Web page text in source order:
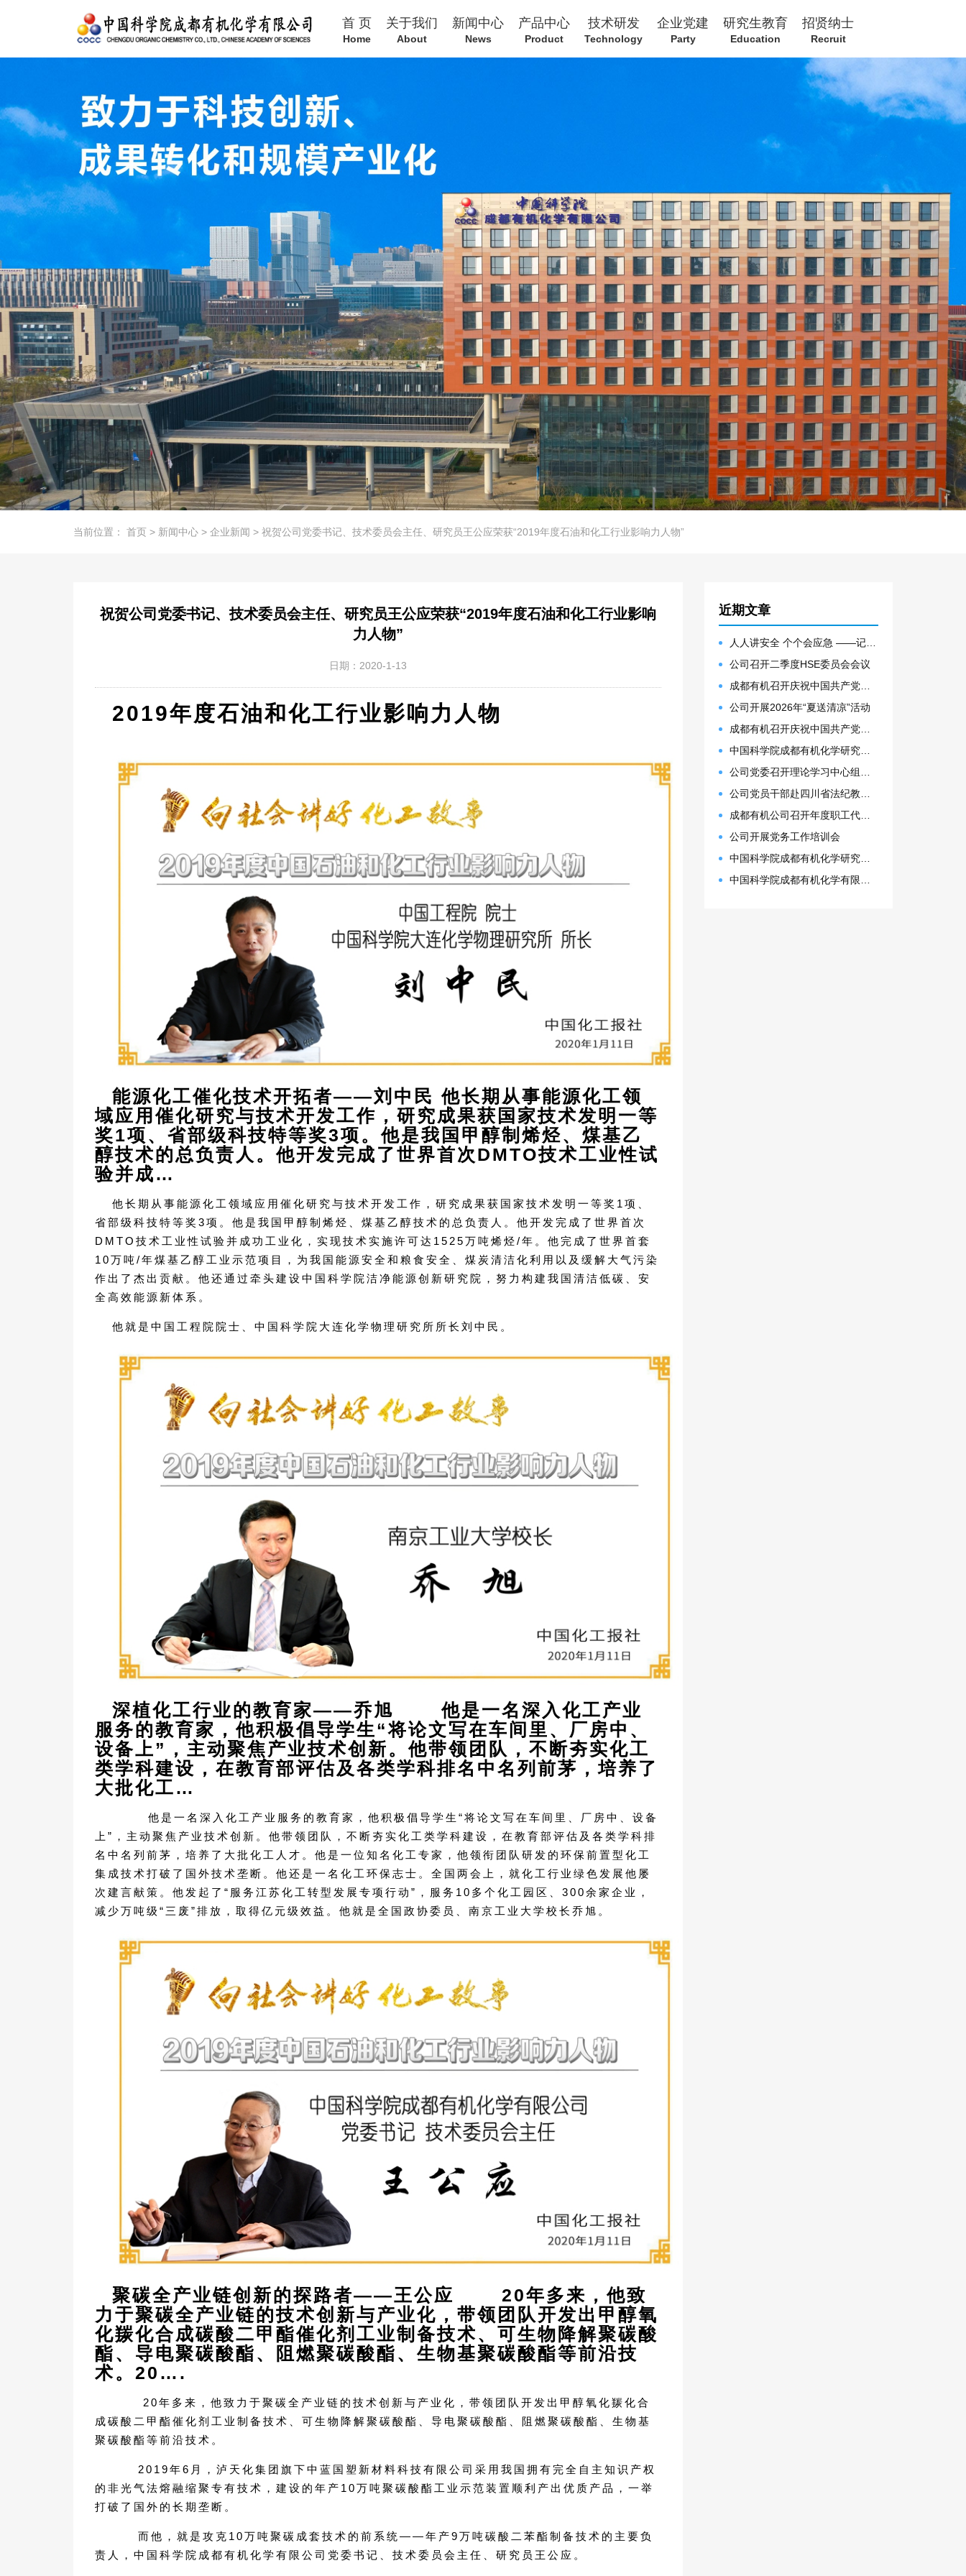
首 页
Home
关于我们
About
新闻中心
News
产品中心
Product
技术研发
Technology
企业党建
Party
研究生教育
Education
招贤纳士
Recruit
当前位置： 首页 > 新闻中心 > 企业新闻 > 祝贺公司党委书记、技术委员会主任、研究员王公应荣获“2019年度石油和化工行业影响力人物”
祝贺公司党委书记、技术委员会主任、研究员王公应荣获“2019年度石油和化工行业影响
力人物”
日期：2020-1-13
2019年度石油和化工行业影响力人物
能源化工催化技术开拓者——刘中民 他长期从事能源化工领
域应用催化研究与技术开发工作，研究成果获国家技术发明一等
奖1项、省部级科技特等奖3项。他是我国甲醇制烯烃、煤基乙
醇技术的总负责人。他开发完成了世界首次DMTO技术工业性试
验并成…
他长期从事能源化工领域应用催化研究与技术开发工作，研究成果获国家技术发明一等奖1项、
省部级科技特等奖3项。他是我国甲醇制烯烃、煤基乙醇技术的总负责人。他开发完成了世界首次
DMTO技术工业性试验并成功工业化，实现技术实施许可达1525万吨烯烃/年。他完成了世界首套
10万吨/年煤基乙醇工业示范项目，为我国能源安全和粮食安全、煤炭清洁化利用以及缓解大气污染
作出了杰出贡献。他还通过牵头建设中国科学院洁净能源创新研究院，努力构建我国清洁低碳、安
全高效能源新体系。
他就是中国工程院院士、中国科学院大连化学物理研究所所长刘中民。
深植化工行业的教育家——乔旭 他是一名深入化工产业
服务的教育家，他积极倡导学生“将论文写在车间里、厂房中、
设备上”，主动聚焦产业技术创新。他带领团队，不断夯实化工
类学科建设，在教育部评估及各类学科排名中名列前茅，培养了
大批化工…
他是一名深入化工产业服务的教育家，他积极倡导学生“将论文写在车间里、厂房中、设备
上”，主动聚焦产业技术创新。他带领团队，不断夯实化工类学科建设，在教育部评估及各类学科排
名中名列前茅，培养了大批化工人才。他是一位知名化工专家，他领衔团队研发的环保前置型化工
集成技术打破了国外技术垄断。他还是一名化工环保志士。全国两会上，就化工行业绿色发展他屡
次建言献策。他发起了“服务江苏化工转型发展专项行动”，服务10多个化工园区、300余家企业，
减少万吨级“三废”排放，取得亿元级效益。他就是全国政协委员、南京工业大学校长乔旭。
聚碳全产业链创新的探路者——王公应 20年多来，他致
力于聚碳全产业链的技术创新与产业化，带领团队开发出甲醇氧
化羰化合成碳酸二甲酯催化剂工业制备技术、可生物降解聚碳酸
酯、导电聚碳酸酯、阻燃聚碳酸酯、生物基聚碳酸酯等前沿技
术。20….
20年多来，他致力于聚碳全产业链的技术创新与产业化，带领团队开发出甲醇氧化羰化合
成碳酸二甲酯催化剂工业制备技术、可生物降解聚碳酸酯、导电聚碳酸酯、阻燃聚碳酸酯、生物基
聚碳酸酯等前沿技术。
2019年6月，泸天化集团旗下中蓝国塑新材料科技有限公司采用我国拥有完全自主知识产权
的非光气法熔融缩聚专有技术，建设的年产10万吨聚碳酸酯工业示范装置顺利产出优质产品，一举
打破了国外的长期垄断。
而他，就是攻克10万吨聚碳成套技术的前系统——年产9万吨碳酸二苯酯制备技术的主要负
责人，中国科学院成都有机化学有限公司党委书记、技术委员会主任、研究员王公应。
近期文章
人人讲安全 个个会应急 ——记大邑园区生产安全事故综合应急预案演练
公司召开二季度HSE委员会会议
成都有机召开庆祝中国共产党成立105周年表彰大会
公司开展2026年“夏送清凉”活动
成都有机召开庆祝中国共产党成立105周年表彰大会
中国科学院成都有机化学研究所 2027年接收推荐免试生(含直博生)招生简章
公司党委召开理论学习中心组（扩大）会议
公司党员干部赴四川省法纪教育基地开展警示教育活动
成都有机公司召开年度职工代表大会
公司开展党务工作培训会
中国科学院成都有机化学研究所2026年博士研究生拟录取名单公示
中国科学院成都有机化学有限公司2026年预算